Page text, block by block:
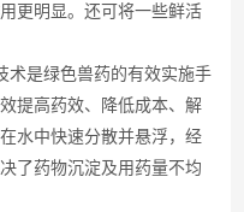
更明显。还可将一些鲜活
术是绿色兽药的有效实施手
提高药效、降低成本、解
水中快速分散并悬浮，经
了药物沉淀及用药量不均